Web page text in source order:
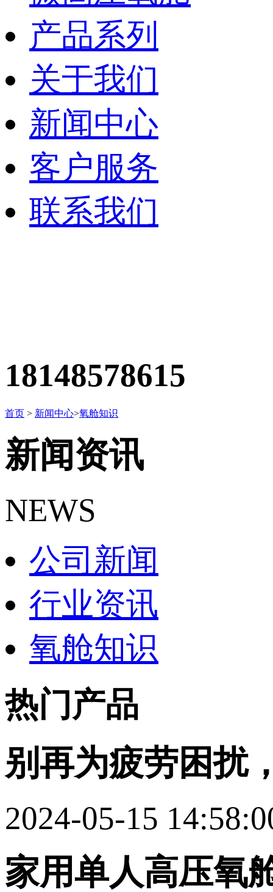
产品系列
关于我们
新闻中心
客户服务
联系我们
18148578615
首页 > 新闻中心>氧舱知识
新闻资讯
NEWS
公司新闻
行业资讯
氧舱知识
热门产品
别再为疲劳困扰
2024-05-15
家用单人高压